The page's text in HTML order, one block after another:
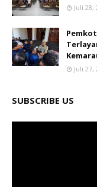
Juli 28,
Juli 27,
SUBSCRIBE US